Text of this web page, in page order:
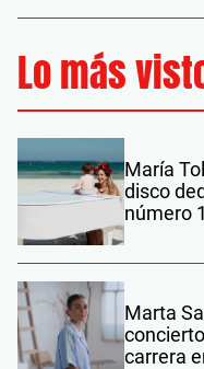
Lo más
María
disco
número
Marta
carrera